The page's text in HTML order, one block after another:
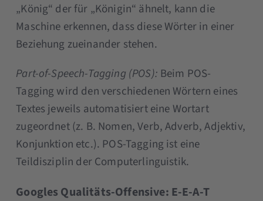
„König“ der für „Königin“ ähnelt, kann die
Maschine erkennen, dass diese Wörter in einer
Beziehung zueinander stehen.
Part-of-Speech-Tagging (POS): Beim POS-
Tagging wird den verschiedenen Wörtern eines
Textes jeweils automatisiert eine Wortart
zugeordnet (z. B. Nomen, Verb, Adverb, Adjektiv,
Konjunktion etc.). POS-Tagging ist eine
Teildisziplin der Computerlinguistik.
Googles Qualitäts-Offensive: E-E-A-T